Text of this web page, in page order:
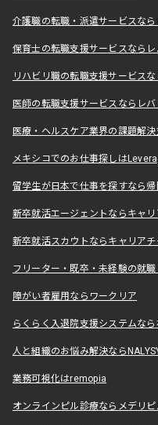
介護職の転職・派遣サービスな
保育士の転職支援サービスなら
リハビリ職の転職支援サービス
医師の転職支援サービスならレ
医療・ヘルスケア業界の課題解
メキシコでのお仕事探しは
留学生が日本で仕事を探すなら帰
新卒就活エージェントならキャ
新卒就活スカウトならキャリア
フリーター・既卒・未経験の就
障がい者雇用ならワークリア
らくらく入退院支援システムな
人と組織のお悩み解決なら
業務可視化はremopia
オンラインピル診療ならメデリピ